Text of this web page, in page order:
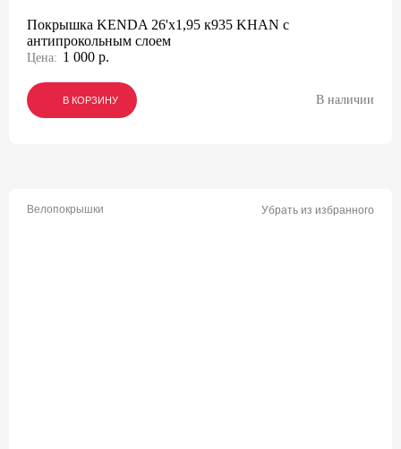
Покрышка KENDA 26'х1,95 к935 KHAN с
антипрокольным слоем
Цена: 1 000 р.
В КОРЗИНУ
В КОРЗИНУ
В КОРЗИНУ В наличии
Велопокрышки Убрать из избранного